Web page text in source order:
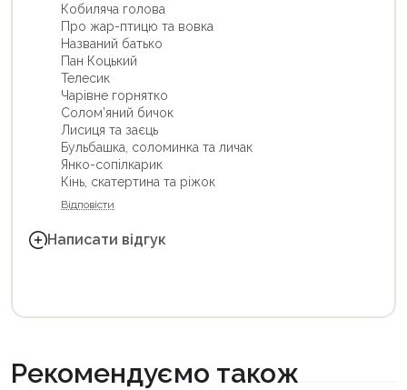
Кобиляча голова
Про жар-птицю та вовка
Названий батько
Пан Коцький
Телесик
Чарiвне горнятко
Солом’яний бичок
Лисиця та заєць
Бульбашка, соломинка та личак
Янко-сопiлкарик
Кiнь, скатертина та рiжок
Відповісти
Написати відгук
Рекомендуємо також